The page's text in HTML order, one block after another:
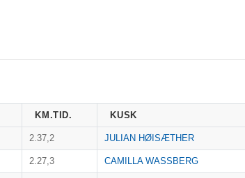
KM.TID. KUSK
2.37,2 JULIAN HØISÆTHER
2.27,3 CAMILLA WASSBERG